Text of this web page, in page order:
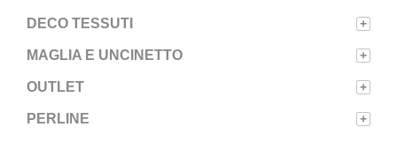
DECO TESSUTI +
MAGLIA E UNCINETTO +
OUTLET +
PERLINE +